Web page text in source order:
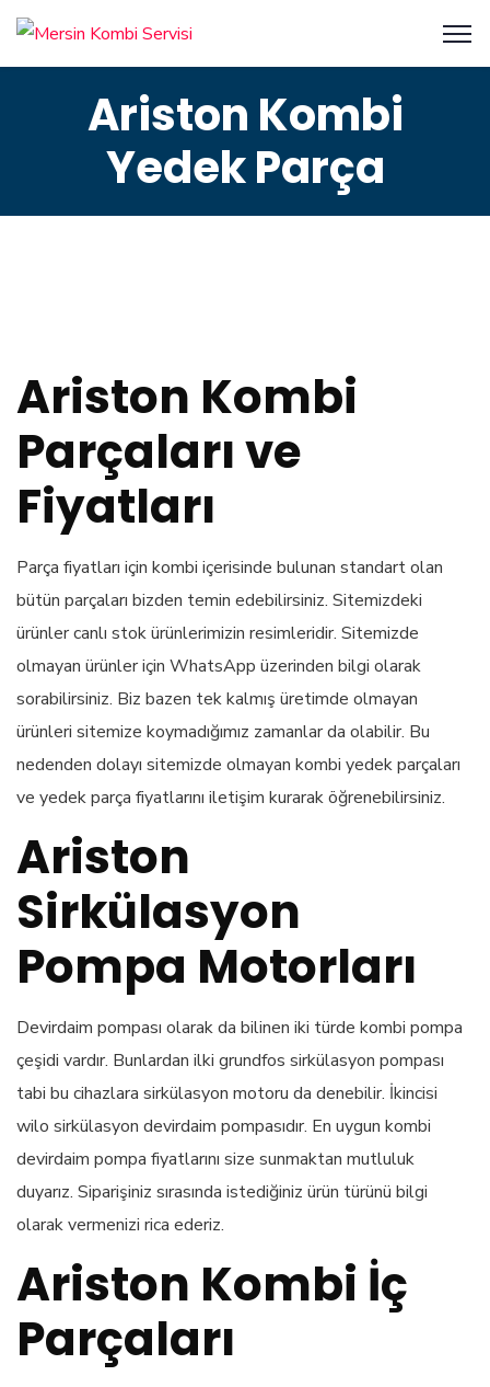
Ariston Kombi
Yedek Parça
Ariston Kombi
Parçaları ve
Fiyatları
Parça fiyatları için kombi içerisinde bulunan standart olan
bütün parçaları bizden temin edebilirsiniz. Sitemizdeki
ürünler canlı stok ürünlerimizin resimleridir. Sitemizde
olmayan ürünler için WhatsApp üzerinden bilgi olarak
sorabilirsiniz. Biz bazen tek kalmış üretimde olmayan
ürünleri sitemize koymadığımız zamanlar da olabilir. Bu
nedenden dolayı sitemizde olmayan kombi yedek parçaları
ve yedek parça fiyatlarını iletişim kurarak öğrenebilirsiniz.
Ariston
Sirkülasyon
Pompa Motorları
Devirdaim pompası olarak da bilinen iki türde kombi pompa
çeşidi vardır. Bunlardan ilki grundfos sirkülasyon pompası
tabi bu cihazlara sirkülasyon motoru da denebilir. İkincisi
wilo sirkülasyon devirdaim pompasıdır. En uygun kombi
devirdaim pompa fiyatlarını size sunmaktan mutluluk
duyarız. Siparişiniz sırasında istediğiniz ürün türünü bilgi
olarak vermenizi rica ederiz.
Ariston Kombi İç
Parçaları